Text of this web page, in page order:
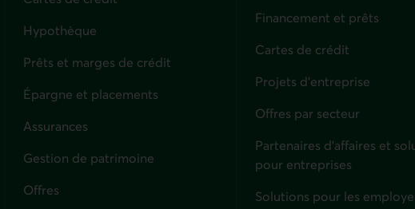
Hypothèque
Prêts et marges de crédit
Épargne et placements
Assurances
Gestion de patrimoine
Offres
Financement et prêts
Cartes de crédit
Projets d'entreprise
Offres par secteur
Partenaires d’affaires et
pour entreprises
Solutions pour les